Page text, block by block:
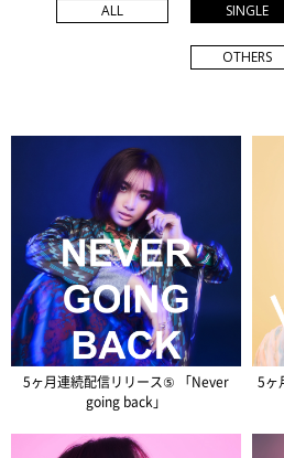
ALL SINGLE
OTHERS
5ヶ月連続配信リリース⑤ 「Never
going back」
5ヶ